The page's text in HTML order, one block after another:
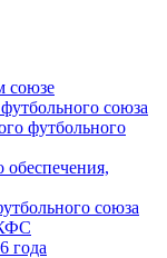
союзе
союза
футбольного
союза
года